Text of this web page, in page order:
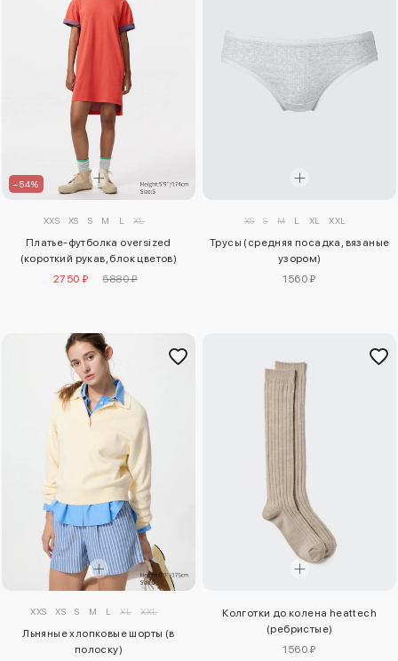
–54%
XXS XS S M L XL
Платье-футболка oversized
(короткий рукав, блок цветов)
2750 ₽
5880 ₽
XS S M L XL XXL
Трусы (средняя посадка, вязаные
узором)
1560 ₽
XXS XS S M L XL XXL
Льняные хлопковые шорты (в
полоску)
Колготки до колена heattech
(ребристые)
1560 ₽